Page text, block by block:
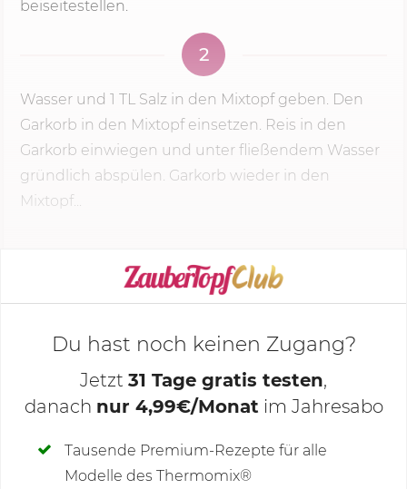
beiseitestellen.
2
Wasser und 1 TL Salz in den Mixtopf geben. Den
Garkorb in den Mixtopf einsetzen. Reis in den
Garkorb einwiegen und unter fließendem Wasser
gründlich abspülen. Garkorb wieder in den
Mixtopf...
KOCHMODUS STARTEN
Deine Notizen
Du hast noch keinen Zugang?
Jetzt 31 Tage gratis testen,
danach nur 4,99€/Monat im Jahresabo
Tausende Premium-Rezepte für alle
Modelle des Thermomix®